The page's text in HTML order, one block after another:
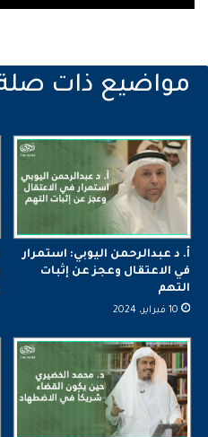
أ. د عبدالرحمن اليوبي: استمرار
في الاعتقال وعجز عن إثبات
التهم
10 فبراير، 2024